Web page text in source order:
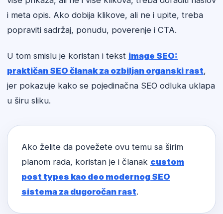
i meta opis. Ako dobija klikove, ali ne i upite, treba
popraviti sadržaj, ponudu, poverenje i CTA.
U tom smislu je koristan i tekst image SEO:
praktičan SEO članak za ozbiljan organski rast,
jer pokazuje kako se pojedinačna SEO odluka uklapa
u širu sliku.
Ako želite da povežete ovu temu sa širim
planom rada, koristan je i članak custom
post types kao deo modernog SEO
sistema za dugoročan rast.